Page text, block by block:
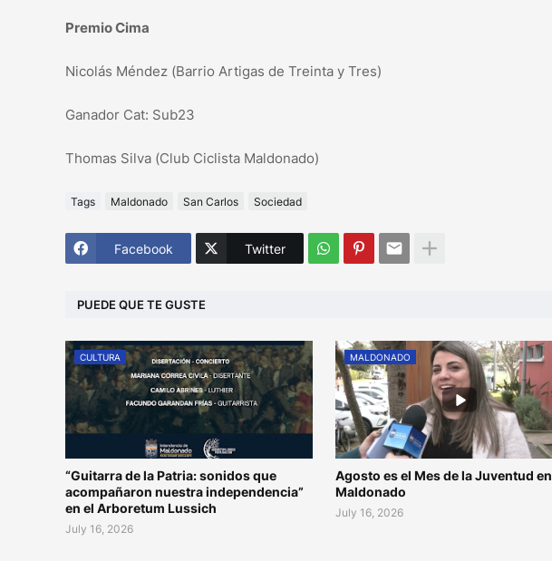
Premio Cima
Nicolás Méndez (Barrio Artigas de Treinta y Tres)
Ganador Cat: Sub23
Thomas Silva (Club Ciclista Maldonado)
Tags Maldonado San Carlos Sociedad
Facebook Twitter
PUEDE QUE TE GUSTE
CULTURA
“Guitarra de la Patria: sonidos que
acompañaron nuestra independencia”
en el Arboretum Lussich
July 16, 2026
MALDONADO
Agosto es el Mes de la Juventud en
Maldonado
July 16, 2026